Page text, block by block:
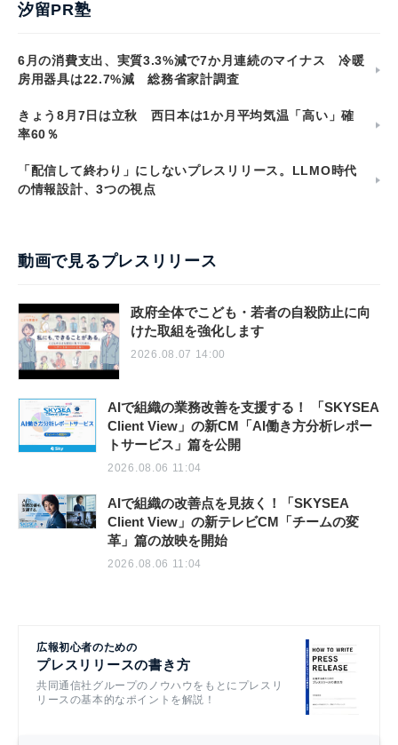
汐留PR塾
6月の消費支出、実質3.3%減で7か月連続のマイナス 冷暖
房用器具は22.7%減 総務省家計調査
きょう8月7日は立秋 西日本は1か月平均気温「高い」確
率60％
「配信して終わり」にしないプレスリリース。LLMO時代
の情報設計、3つの視点
動画で見るプレスリリース
政府全体でこども・若者の自殺防止に向
けた取組を強化します
2026.08.07 14:00
AIで組織の業務改善を支援する！ 「SKYSEA
Client View」の新CM「AI働き方分析レポー
トサービス」篇を公開
2026.08.06 11:04
AIで組織の改善点を見抜く！「SKYSEA
Client View」の新テレビCM「チームの変
革」篇の放映を開始
2026.08.06 11:04
広報初心者のための
プレスリリースの書き方
共同通信社グループのノウハウをもとにプレスリ
リースの基本的なポイントを解説！